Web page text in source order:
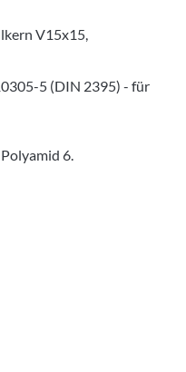
V15x15,
5 (DIN 2395) - für
6.